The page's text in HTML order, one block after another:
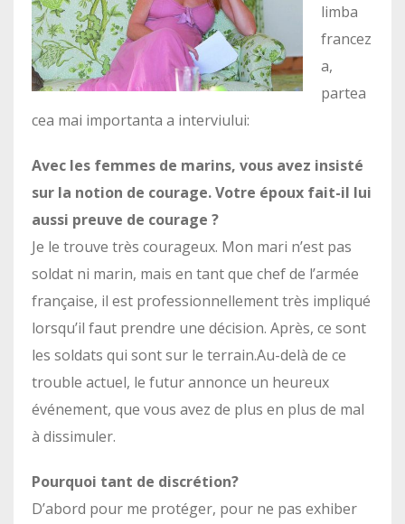
limba
francez
a,
partea
cea mai importanta a interviului:
Avec les femmes de marins, vous avez insisté
sur la notion de courage. Votre époux fait-il lui
aussi preuve de courage ?
Je le trouve très courageux. Mon mari n’est pas
soldat ni marin, mais en tant que chef de l’armée
française, il est professionnellement très impliqué
lorsqu’il faut prendre une décision. Après, ce sont
les soldats qui sont sur le terrain.Au-delà de ce
trouble actuel, le futur annonce un heureux
événement, que vous avez de plus en plus de mal
à dissimuler.
Pourquoi tant de discrétion?
D’abord pour me protéger, pour ne pas exhiber